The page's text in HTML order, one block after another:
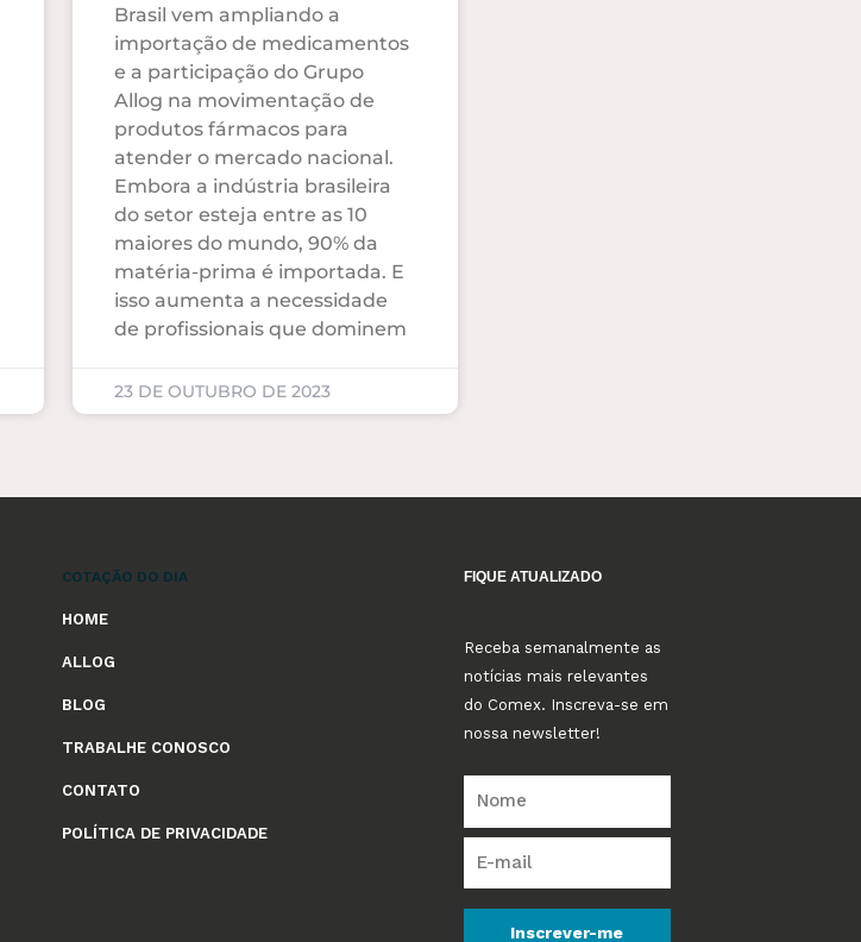
Brasil vem ampliando a
importação de medicamentos
e a participação do Grupo
Allog na movimentação de
produtos fármacos para
atender o mercado nacional.
Embora a indústria brasileira
do setor esteja entre as 10
maiores do mundo, 90% da
matéria-prima é importada. E
isso aumenta a necessidade
de profissionais que dominem
23 DE OUTUBRO DE 2023
COTAÇÃO DO DIA
HOME
ALLOG
BLOG
TRABALHE CONOSCO
CONTATO
POLÍTICA DE PRIVACIDADE
FIQUE ATUALIZADO
Receba semanalmente as
notícias mais relevantes
do Comex. Inscreva-se em
nossa newsletter!
Inscrever-me